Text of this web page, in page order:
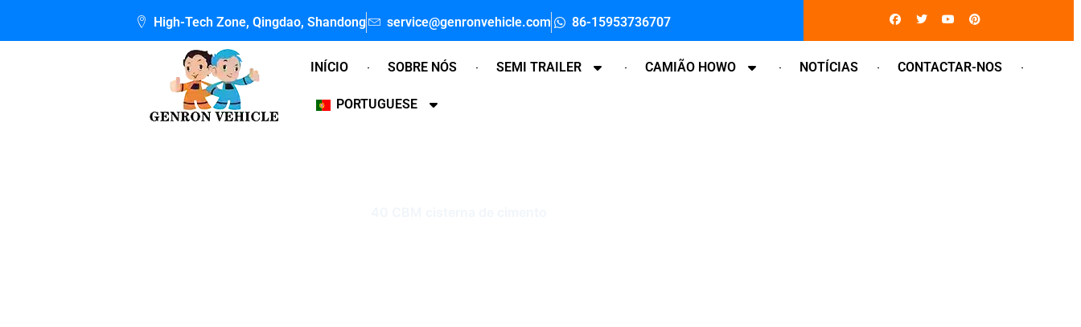
High-Tech Zone, Qingdao, Shandong service@genronvehicle.com 86-15953736707
Facebook
TwitterYoutubePinterest
INÍCIO SOBRE NÓS SEMI TRAILER CAMIÃO HOWO NOTÍCIAS CONTACTAR-NOS
PORTUGUESE